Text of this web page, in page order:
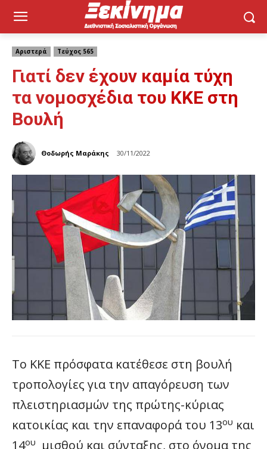
Αριστερά Τεύχος 565
Γιατί δεν έχουν καμία τύχη
τα νομοσχέδια του ΚΚΕ στη
Βουλή
Θοδωρής Μαράκης 30/11/2022
Το ΚΚΕ πρόσφατα κατέθεσε στη βουλή
τροπολογίες για την απαγόρευση των
πλειστηριασμών της πρώτης-κύριας
κατοικίας και την επαναφορά του 13ου και
14ου
μισθού και σύνταξης, στο όνομα της